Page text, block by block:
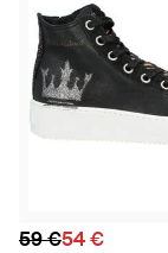
59 €54 €